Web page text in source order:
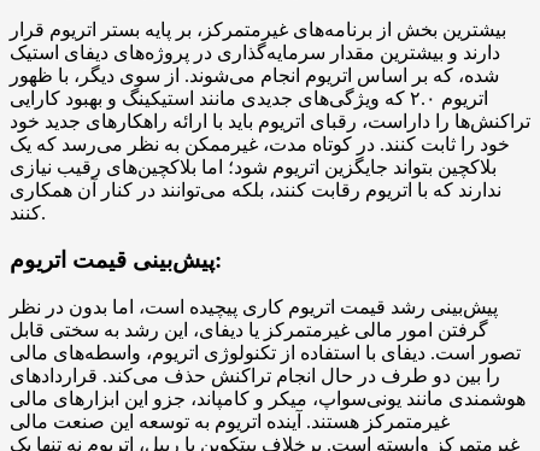
بیشترین بخش از برنامه‌های غیرمتمرکز، بر پایه بستر اتریوم قرار
دارند و بیشترین مقدار سرمایه‌گذاری در پروژه‌های دیفای استیک
شده، که بر اساس اتریوم انجام می‌شوند. از سوی دیگر، با ظهور
اتریوم ۲.۰ که ویژگی‌های جدیدی مانند استیکینگ و بهبود کارایی
تراکنش‌ها را داراست، رقبای اتریوم باید با ارائه راهکارهای جدید خود
خود را ثابت کنند. در کوتاه مدت، غیرممکن به نظر می‌رسد که یک
بلاکچین بتواند جایگزین اتریوم شود؛ اما بلاکچین‌های رقیب نیازی
ندارند که با اتریوم رقابت کنند، بلکه می‌توانند در کنار آن همکاری
کنند.
پیش‌بینی قیمت اتریوم:
پیش‌بینی رشد قیمت اتریوم کاری پیچیده است، اما بدون در نظر
گرفتن امور مالی غیرمتمرکز یا دیفای، این رشد به سختی قابل
تصور است. دیفای با استفاده از تکنولوژی اتریوم، واسطه‌های مالی
را بین دو طرف در حال انجام تراکنش حذف می‌کند. قراردادهای
هوشمندی مانند یونی‌سواپ، میکر و کامپاند، جزو این ابزارهای مالی
غیرمتمرکز هستند. آینده اتریوم به توسعه این صنعت مالی
غیرمتمرکز وابسته است. برخلاف بیتکوین یا ریپل، اتریوم نه تنها یک